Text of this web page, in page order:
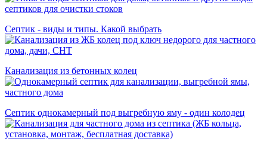
Септик - виды и типы. Какой выбрать
Канализация из бетонных колец
Септик однокамерный под выгребную яму - один колодец